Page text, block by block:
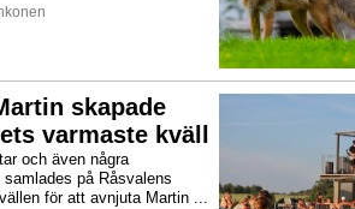
skapade
varmaste kväll
och även några
på Råsvalens
för att avnjuta Martin ...